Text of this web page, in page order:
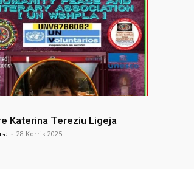
Katerina Tereziu Ligeja
- 28 Korrik 2025